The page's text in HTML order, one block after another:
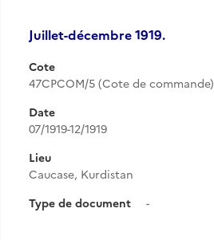
Juillet-décembre 1919.
Cote
47CPCOM/5 (Cote de commande)
Date
07/1919-12/1919
Lieu
Caucase, Kurdistan
Type de document
-